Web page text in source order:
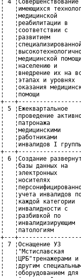
¦ 4
¦   ¦имеющихся
¦
¦
¦
¦   ¦развитием
¦
¦
¦
¦   ¦населению
¦   ¦внедрение
¦   ¦этапах и
¦   ¦оказания
¦   ¦помощи
+---
¦ 5 ¦Ежеквартальное
¦   ¦проведение
¦   ¦патронажа
¦
¦
¦   ¦инвалидов
+---
¦ 6 ¦Создание
¦   ¦базы данных
¦
¦   ¦носителях
¦
¦   ¦учета
¦   ¦каждой
¦
¦   ¦разбивкой
¦
¦
+---
¦ 7 ¦Оснащение УЗ
¦
¦
¦   ¦другим
¦